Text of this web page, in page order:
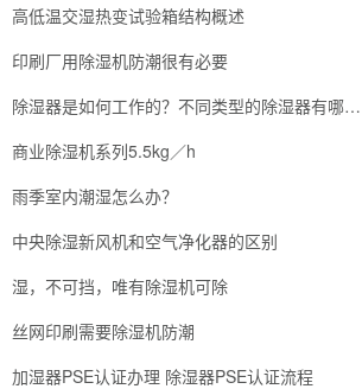
高低温交湿热变试验箱结构概述
印刷厂用除湿机防潮很有必要
除湿器是如何工作的？不同类型的除湿器有哪些？
商业除湿机系列5.5kg／h
雨季室内潮湿怎么办？
中央除湿新风机和空气净化器的区别
湿，不可挡，唯有除湿机可除
丝网印刷需要除湿机防潮
加湿器PSE认证办理 除湿器PSE认证流程